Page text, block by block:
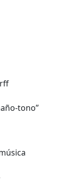
tono”